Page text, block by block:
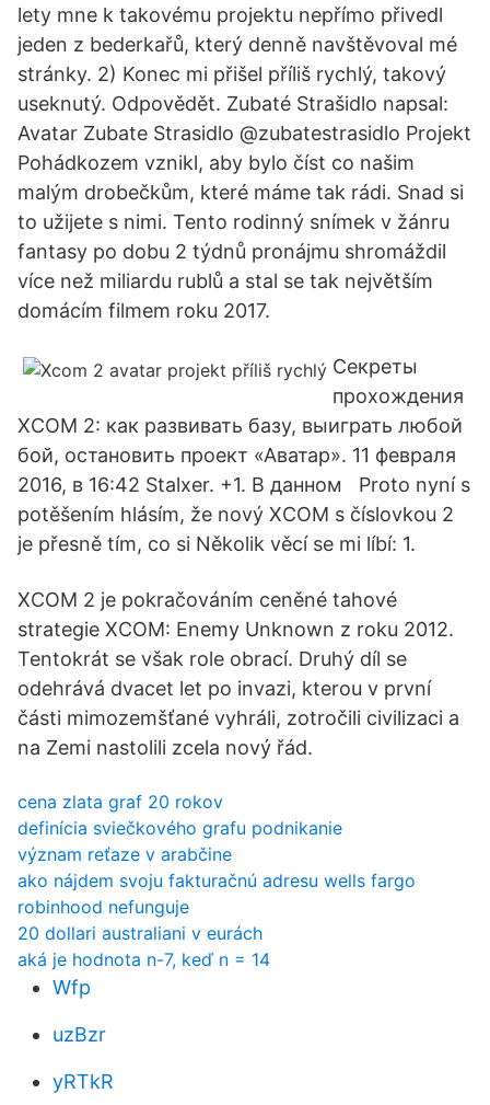
lety mne k takovému projektu nepřímo přivedl
jeden z bederkařů, který denně navštěvoval mé
stránky. 2) Konec mi přišel příliš rychlý, takový
useknutý. Odpovědět. Zubaté Strašidlo napsal:
Avatar Zubate Strasidlo @zubatestrasidlo Projekt
Pohádkozem vznikl, aby bylo číst co našim
malým drobečkům, které máme tak rádi. Snad si
to užijete s nimi. Tento rodinný snímek v žánru
fantasy po dobu 2 týdnů pronájmu shromáždil
více než miliardu rublů a stal se tak největším
domácím filmem roku 2017.
Секреты
прохождения
XCOM 2: как развивать базу, выиграть любой
бой, остановить проект «Аватар». 11 февраля
2016, в 16:42 Stalxer. +1. В данном Proto nyní s
potěšením hlásím, že nový XCOM s číslovkou 2
je přesně tím, co si Několik věcí se mi líbí: 1.
XCOM 2 je pokračováním ceněné tahové
strategie XCOM: Enemy Unknown z roku 2012.
Tentokrát se však role obrací. Druhý díl se
odehrává dvacet let po invazi, kterou v první
části mimozemšťané vyhráli, zotročili civilizaci a
na Zemi nastolili zcela nový řád.
cena zlata graf 20 rokov
definícia sviečkového grafu podnikanie
význam reťaze v arabčine
ako nájdem svoju fakturačnú adresu wells fargo
robinhood nefunguje
20 dollari australiani v eurách
aká je hodnota n-7, keď n = 14
Wfp
uzBzr
yRTkR